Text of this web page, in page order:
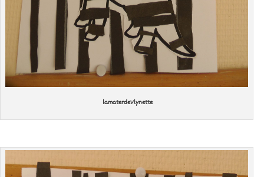
lamaterdeVlynette